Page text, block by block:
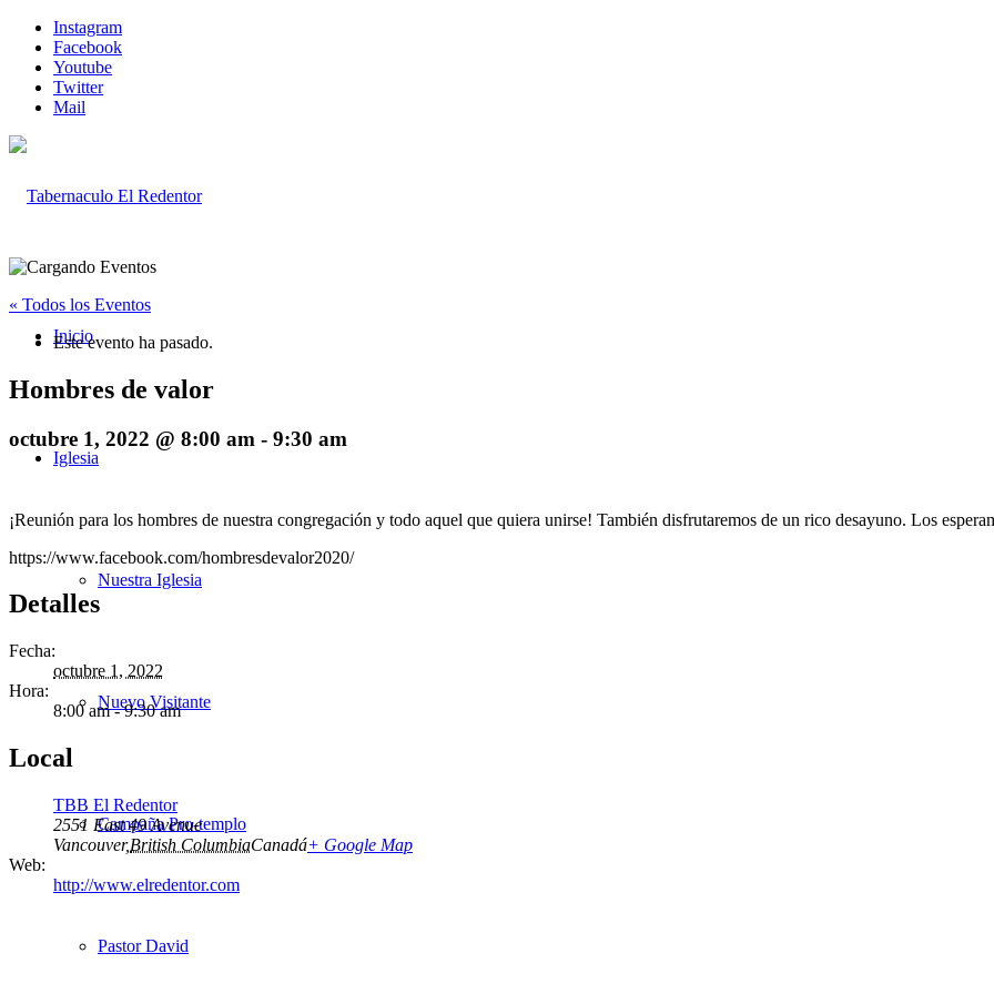
Instagram
Facebook
Youtube
Twitter
Mail
Inicio
Iglesia
Nuestra Iglesia
Nuevo Visitante
Campaña Pro-templo
Pastor David
« Todos los Eventos
Este evento ha pasado.
Hombres de valor
octubre 1, 2022 @ 8:00 am - 9:30 am
¡Reunión para los hombres de nuestra congregación y todo aquel que quiera unirse! También disfrutaremos de un rico desayuno. Los
https://www.facebook.com/hombresdevalor2020/
Detalles
Fecha:
octubre 1, 2022
Hora:
8:00 am - 9:30 am
Local
TBB El Redentor
2551 East 49 Avenue
Vancouver,British ColumbiaCanadá+ Google Map
Web:
http://www.elredentor.com